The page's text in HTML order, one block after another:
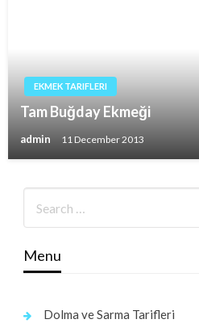
EKMEK TARIFLERI
Tam Buğday Ekmeği
admin 11 December 2013
Menu
Dolma ve Sarma Tarifleri